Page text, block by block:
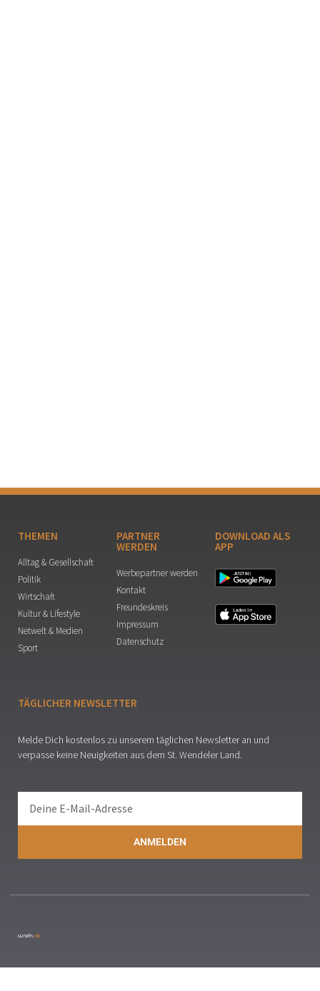
THEMEN
Alltag & Gesellschaft
Politik
Wirtschaft
Kultur & Lifestyle
Netwelt & Medien
Sport
PARTNER
WERDEN
Werbepartner werden
Kontakt
Freundeskreis
Impressum
Datenschutz
DOWNLOAD ALS
APP
TÄGLICHER NEWSLETTER
Melde Dich kostenlos zu unserem täglichen Newsletter an und
verpasse keine Neuigkeiten aus dem St. Wendeler Land.
ANMELDEN